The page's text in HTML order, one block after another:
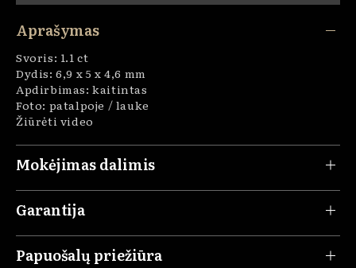
Aprašymas
Svoris: 1.1 ct
Dydis:6,9 x 5 x 4,6 mm
Apdirbimas: kaitintas
Foto: patalpoje / lauke
Žiūrėti video
Mokėjimas dalimis
Garantija
Papuošalų priežiūra